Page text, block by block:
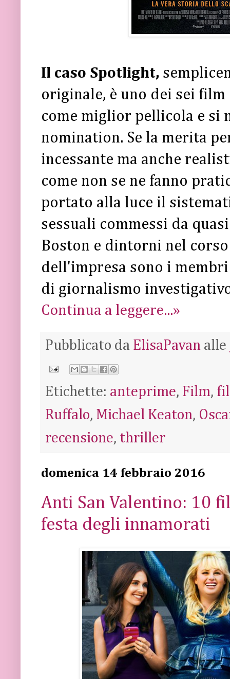
Il caso Spotlight,
originale, è uno dei sei
come miglior pellicola e si
nomination. Se la merita
incessante ma anche
come non se ne fanno
portato alla luce il
sessuali commessi da
Boston e dintorni nel
dell'impresa sono i
di giornalismo
Continua a leggere...»
Pubblicato da ElisaPavan alle
Etichette: anteprime, Film,
Ruffalo, Michael Keaton,
recensione, thriller
domenica 14 febbraio 2016
Anti San Valentino: 10
festa degli innamorati